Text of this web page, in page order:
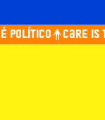
político Care is